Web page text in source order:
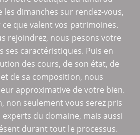
dimanches sur rendez-vous,
que valent vos patrimoines.
rejoindrez, nous pesons votre
ses caractéristiques. Puis en
des cours, de son état, de
de sa composition, nous
approximative de votre bien.
non seulement vous serez pris
du domaine, mais aussi
durant tout le processus.